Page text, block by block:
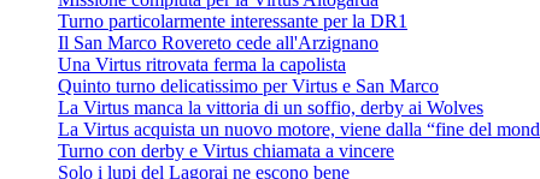
Turno particolarmente interessante per la DR1
Il San Marco Rovereto cede all'Arzignano
Una Virtus ritrovata ferma la capolista
Quinto turno delicatissimo per Virtus e San Marco
La Virtus manca la vittoria di un soffio, derby ai Wolves
La Virtus acquista un nuovo motore, viene dalla “fine del
Turno con derby e Virtus chiamata a vincere
Solo i lupi del Lagorai ne escono bene